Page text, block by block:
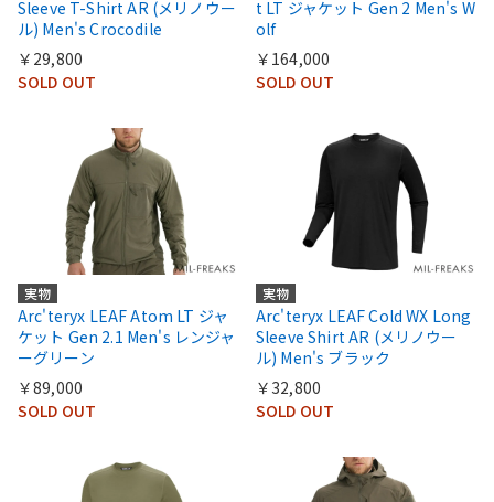
Sleeve T-Shirt AR (メリノウー
ル) Men's Crocodile
￥29,800
SOLD OUT
t LT ジャケット Gen 2 Men's W
olf
￥164,000
SOLD OUT
実物
Arc'teryx LEAF Atom LT ジャ
ケット Gen 2.1 Men's レンジャ
ーグリーン
￥89,000
SOLD OUT
実物
Arc'teryx LEAF Cold WX Long
Sleeve Shirt AR (メリノウー
ル) Men's ブラック
￥32,800
SOLD OUT